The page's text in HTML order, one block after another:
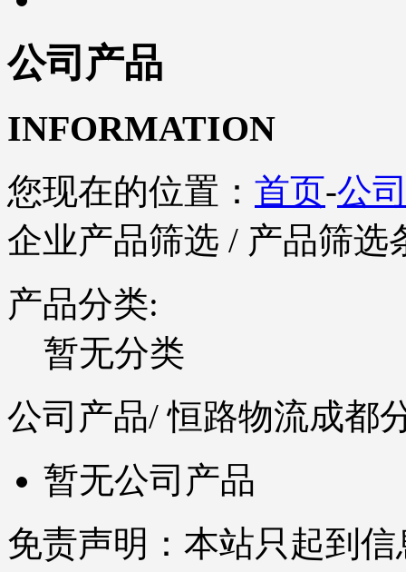
公司产品
INFORMATION
您现在的位置： 首页-公
企业产品筛选 / 产品筛选
产品分类:
暂无分类
公司产品/ 恒路物流成都
暂无公司产品
免责声明：本站只起到